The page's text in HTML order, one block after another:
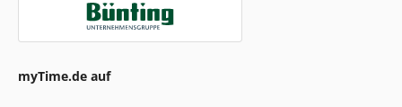
myTime.de auf